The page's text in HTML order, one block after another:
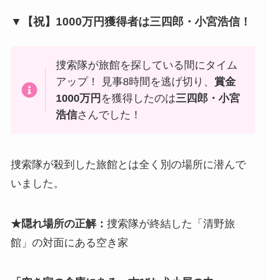
▼【祝】1000万円獲得者は三四郎・小宮浩信！
捜索隊が旅館を探している間にタイム
アップ！ 見事8時間を逃げ切り、 賞金
1000万円 を獲得したのは三四郎・小宮
浩信さんでした！
捜索隊が殺到した旅館とは全く別の場所に潜んで
いました。
★隠れ場所の正解： 捜索隊が終結した「清野旅
館」の対面にある空き家